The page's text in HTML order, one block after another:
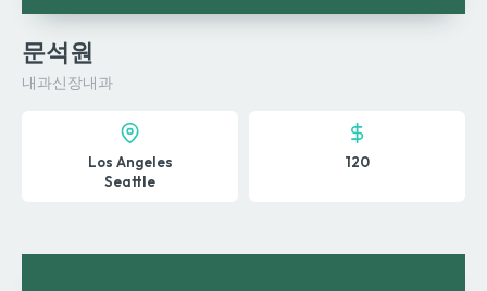
문석원
내과신장내과
Los Angeles
Seattle
120